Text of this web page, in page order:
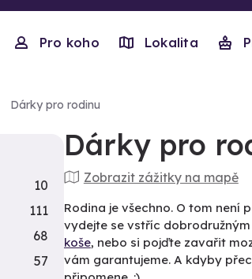
Pro koho Lokalita
Dárky pro rodinu
Dárky pro
Zobrazit zážitky na mapě
Rodina je všechno. O tom není
vydejte se vstříc
koše, nebo si pojďte zavařit
vám garantujeme. A kdyby
10
111
68
57